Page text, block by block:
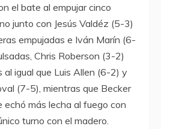
el bate al empujar cinco
junto con Jesús Valdéz (5-3)
empujadas e Iván Marín (6-
Chris Roberson (3-2)
al igual que Luis Allen (6-2) y
(7-5), mientras que Becker
echó más lecha al fuego con
turno con el madero.